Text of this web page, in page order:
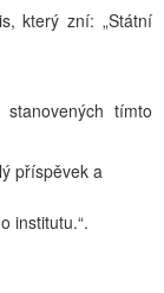
který zní: „Státní
tímto
příspěvek a
institutu.“.